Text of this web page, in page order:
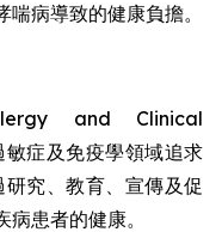
病導致的健康負擔。
and Clinical
症及免疫學領域追求
究、教育、宣傳及促
患者的健康。